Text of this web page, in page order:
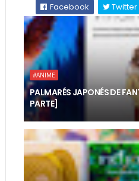
Facebook
Twitter
#ANIME
PALMARÉS JAPONÉS DE
PARTE]